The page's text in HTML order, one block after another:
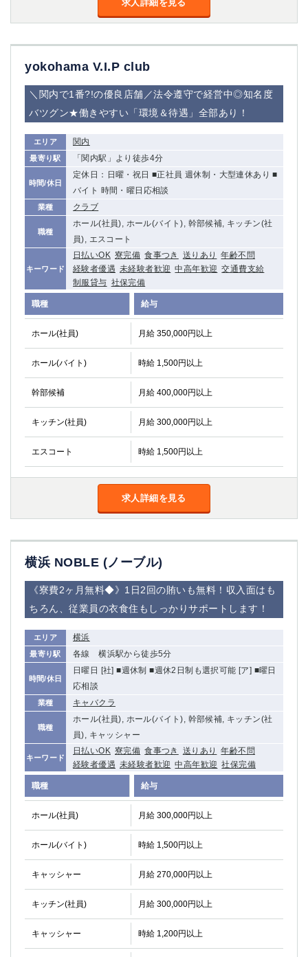
求人詳細を見る
yokohama V.I.P club
＼関内で1番?!の優良店舗／法令遵守で経営中◎知名度
バツグン★働きやすい「環境＆待遇」全部あり！
エリア 関内
最寄り駅 「関内駅」より徒歩4分
時間/休日
定休日：日曜・祝日 ■正社員 週休制・大型連休あり ■
バイト 時間・曜日応相談
業種 クラブ
職種
ホール(社員), ホール(バイト), 幹部候補, キッチン(社
員), エスコート
キーワード
日払いOK 寮完備 食事つき 送りあり
年齢不問
経験者優遇 未経験者歓迎 中高年歓迎 交通費支給
制服貸与 社保完備
職種 給与
ホール(社員) 月給 350,000円以上
ホール(バイト) 時給 1,500円以上
幹部候補 月給 400,000円以上
キッチン(社員) 月給 300,000円以上
エスコート 時給 1,500円以上
求人詳細を見る
横浜 NOBLE (ノーブル)
《寮費2ヶ月無料◆》1日2回の賄いも無料！収入面はも
ちろん、従業員の衣食住もしっかりサポートします！
エリア 横浜
最寄り駅 各線 横浜駅から徒歩5分
時間/休日
日曜日 [社] ■週休制 ■週休2日制も選択可能 [ア] ■曜日
応相談
業種 キャバクラ
職種
ホール(社員), ホール(バイト), 幹部候補, キッチン(社
員), キャッシャー
キーワード
日払いOK 寮完備 食事つき 送りあり
年齢不問
経験者優遇 未経験者歓迎 中高年歓迎 社保完備
職種 給与
ホール(社員) 月給 300,000円以上
ホール(バイト) 時給 1,500円以上
キャッシャー 月給 270,000円以上
キッチン(社員) 月給 300,000円以上
キャッシャー 時給 1,200円以上